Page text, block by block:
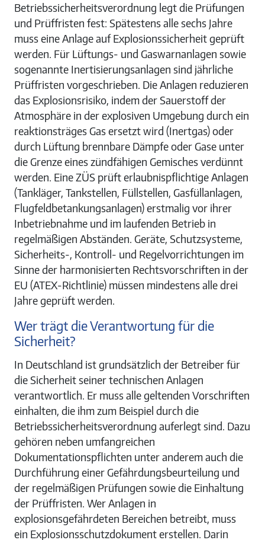
Betriebssicherheitsverordnung legt die Prüfungen
und Prüffristen fest: Spätestens alle sechs Jahre
muss eine Anlage auf Explosionssicherheit geprüft
werden. Für Lüftungs- und Gaswarnanlagen sowie
sogenannte Inertisierungsanlagen sind jährliche
Prüffristen vorgeschrieben. Die Anlagen reduzieren
das Explosionsrisiko, indem der Sauerstoff der
Atmosphäre in der explosiven Umgebung durch ein
reaktionsträges Gas ersetzt wird (Inertgas) oder
durch Lüftung brennbare Dämpfe oder Gase unter
die Grenze eines zündfähigen Gemisches verdünnt
werden. Eine ZÜS prüft erlaubnispflichtige Anlagen
(Tankläger, Tankstellen, Füllstellen, Gasfüllanlagen,
Flugfeldbetankungsanlagen) erstmalig vor ihrer
Inbetriebnahme und im laufenden Betrieb in
regelmäßigen Abständen. Geräte, Schutzsysteme,
Sicherheits-, Kontroll- und Regelvorrichtungen im
Sinne der harmonisierten Rechtsvorschriften in der
EU (ATEX-Richtlinie) müssen mindestens alle drei
Jahre geprüft werden.
Wer trägt die Verantwortung für die
Sicherheit?
In Deutschland ist grundsätzlich der Betreiber für
die Sicherheit seiner technischen Anlagen
verantwortlich. Er muss alle geltenden Vorschriften
einhalten, die ihm zum Beispiel durch die
Betriebssicherheitsverordnung auferlegt sind. Dazu
gehören neben umfangreichen
Dokumentationspflichten unter anderem auch die
Durchführung einer Gefährdungsbeurteilung und
der regelmäßigen Prüfungen sowie die Einhaltung
der Prüffristen. Wer Anlagen in
explosionsgefährdeten Bereichen betreibt, muss
ein Explosionsschutzdokument erstellen. Darin